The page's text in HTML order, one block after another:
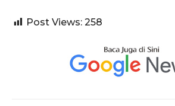
Post Views: 258